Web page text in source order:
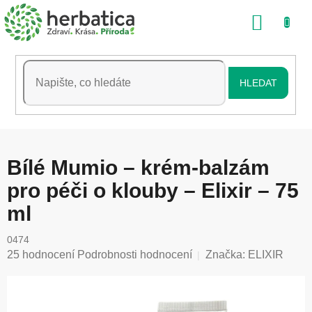
Přejít
na
obsah
HLEDAT
Bílé Mumio – krém-balzám
pro péči o klouby – Elixir – 75
ml
0474
Průměrné
25 hodnocení Podrobnosti hodnocení Značka: ELIXIR